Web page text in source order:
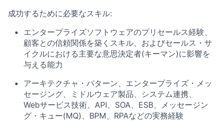
成功するために必要なスキル:
エンタープライズソフトウェアのプリセールス経験、
顧客との信頼関係を築くスキル、およびセールス・サ
イクルにおける主要な意思決定者(キーマン)に影響を
与える能力
アーキテクチャ・パターン、エンタープライズ・メッ
セージング、ミドルウェア製品、システム連携、
Webサービス技術、API、SOA、ESB、メッセージン
グ・キュー(MQ)、BPM、RPAなどの実務経験